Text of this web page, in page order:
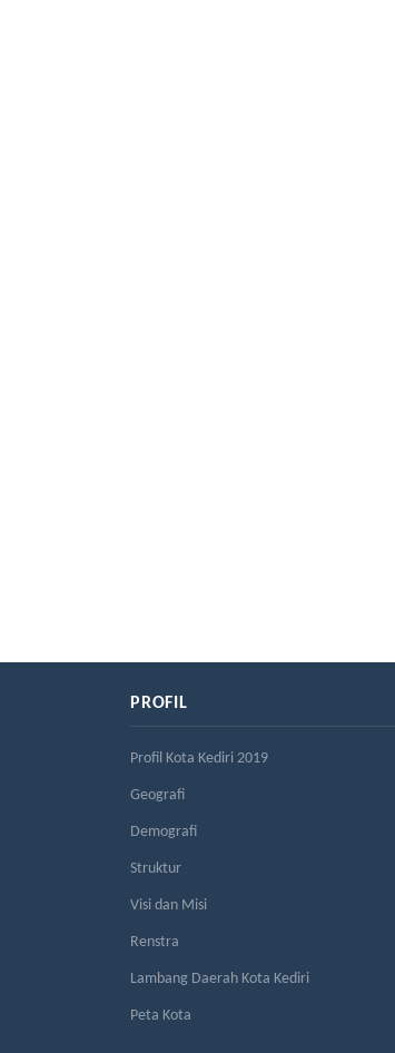
PROFIL
Profil Kota Kediri 2019
Geografi
Demografi
Struktur
Visi dan Misi
Renstra
Lambang Daerah Kota Kediri
Peta Kota